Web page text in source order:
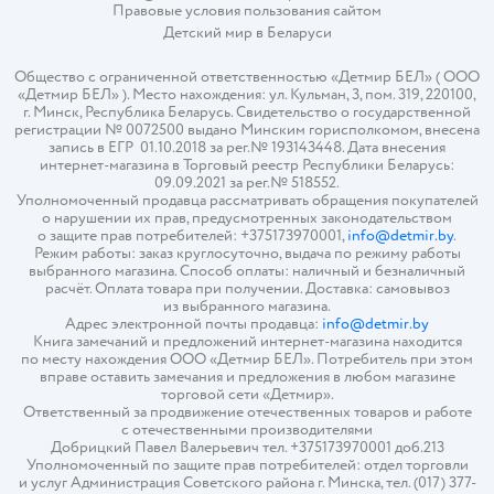
Правовые условия пользования сайтом
Детский мир в Беларуси
Общество с ограниченной ответственностью «Детмир БЕЛ» ( ООО
«Детмир БЕЛ» ). Место нахождения: ул. Кульман, 3, пом. 319, 220100,
г. Минск, Республика Беларусь. Свидетельство о государственной
регистрации № 0072500 выдано Минским горисполкомом, внесена
запись в ЕГР 01.10.2018 за рег.№ 193143448. Дата внесения
интернет-магазина в Торговый реестр Республики Беларусь:
09.09.2021 за рег.№ 518552.
Уполномоченный продавца рассматривать обращения покупателей
о нарушении их прав, предусмотренных законодательством
о защите прав потребителей: +375173970001,info@detmir.by.
Режим работы: заказ круглосуточно, выдача по режиму работы
выбранного магазина. Способ оплаты: наличный и безналичный
расчёт. Оплата товара при получении. Доставка: самовывоз
из выбранного магазина.
Адрес электронной почты продавца: info@detmir.by
Книга замечаний и предложений интернет-магазина находится
по месту нахождения ООО «Детмир БЕЛ». Потребитель при этом
вправе оставить замечания и предложения в любом магазине
торговой сети «Детмир».
Ответственный за продвижение отечественных товаров и работе
с отечественными производителями
Добрицкий Павел Валерьевич тел. +375173970001 доб.213
Уполномоченный по защите прав потребителей: отдел торговли
и услуг Администрация Советского района г. Минска, тел. (017) 377-